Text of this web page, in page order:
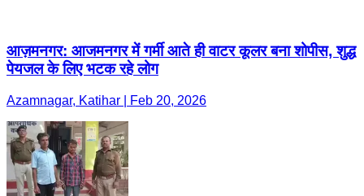
आज़मनगर: आजमनगर में गर्मी आते ही वाटर कूलर बना शोपीस, शुद्ध
पेयजल के लिए भटक रहे लोग
Azamnagar, Katihar | Feb 20, 2026